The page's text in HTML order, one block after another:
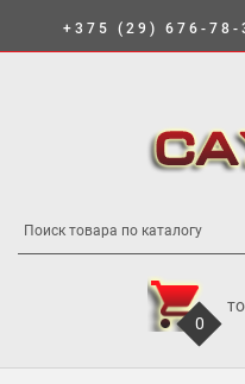
+375 (29) 676-78-
0